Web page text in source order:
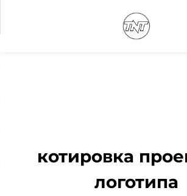
котировка
логотипа